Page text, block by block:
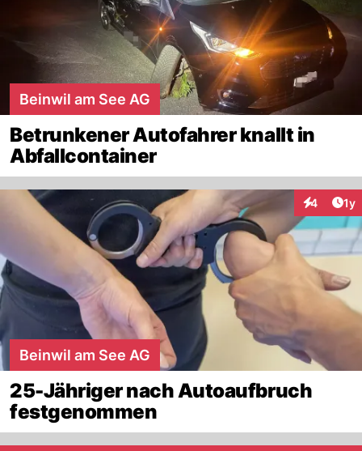
Beinwil am See AG
Betrunkener Autofahrer knallt in
Abfallcontainer
4 1y
Beinwil am See AG
25-Jähriger nach Autoaufbruch
festgenommen